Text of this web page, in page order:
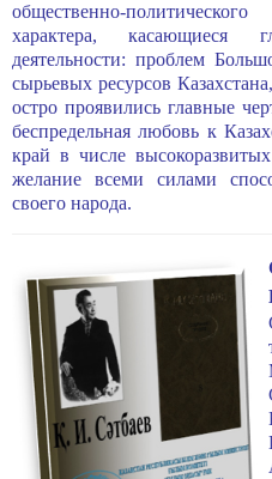
общественно-
характера, каса­ющиеся
деятельности: проблем
сырьевых ресурсов
остро проявились главные
беспредельная любовь к
край в числе
желание всеми силами
своего народа.